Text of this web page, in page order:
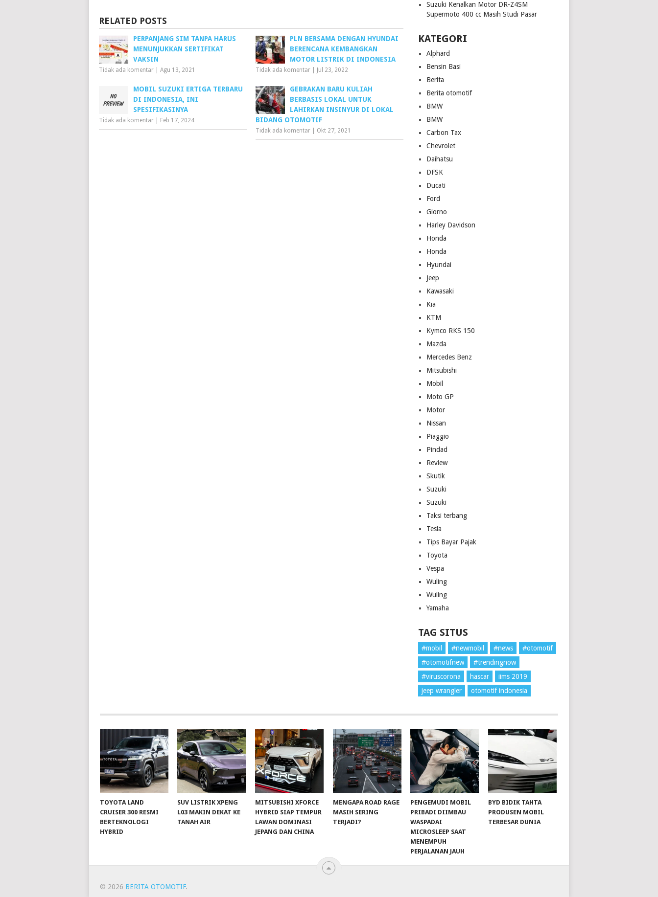
RELATED POSTS
PERPANJANG SIM TANPA HARUS
MENUNJUKKAN SERTIFIKAT
VAKSIN
Tidak ada komentar Agu 13, 2021
PLN BERSAMA DENGAN HYUNDAI
BERENCANA KEMBANGKAN
MOTOR LISTRIK DI INDONESIA
Tidak ada komentar Jul 23, 2022
MOBIL SUZUKI ERTIGA TERBARU
DI INDONESIA, INI
SPESIFIKASINYA
Tidak ada komentar Feb 17, 2024
GEBRAKAN BARU KULIAH
BERBASIS LOKAL UNTUK
LAHIRKAN INSINYUR DI LOKAL
BIDANG OTOMOTIF
Tidak ada komentar Okt 27, 2021
Suzuki Kenalkan Motor DR-Z4SM
Supermoto 400 cc Masih Studi Pasar
KATEGORI
Alphard
Bensin Basi
Berita
Berita otomotif
BMW
BMW
Carbon Tax
Chevrolet
Daihatsu
DFSK
Ducati
Ford
Giorno
Harley Davidson
Honda
Honda
Hyundai
Jeep
Kawasaki
Kia
KTM
Kymco RKS 150
Mazda
Mercedes Benz
Mitsubishi
Mobil
Moto GP
Motor
Nissan
Piaggio
Pindad
Review
Skutik
Suzuki
Suzuki
Taksi terbang
Tesla
Tips Bayar Pajak
Toyota
Vespa
Wuling
Wuling
Yamaha
TAG SITUS
#mobil #newmobil #news
#otomotif
#otomotifnew
#trendingnow
#viruscorona
hascar
iims 2019
jeep wrangler
otomotif indonesia
TOYOTA LAND
CRUISER 300 RESMI
BERTEKNOLOGI
HYBRID
SUV LISTRIK XPENG
L03 MAKIN DEKAT KE
TANAH AIR
MITSUBISHI XFORCE
HYBRID SIAP TEMPUR
LAWAN DOMINASI
JEPANG DAN CHINA
MENGAPA ROAD RAGE
MASIH SERING
TERJADI?
PENGEMUDI MOBIL
PRIBADI DIIMBAU
WASPADAI
MICROSLEEP SAAT
MENEMPUH
PERJALANAN JAUH
BYD BIDIK TAHTA
PRODUSEN MOBIL
TERBESAR DUNIA
© 2026 BERITA OTOMOTIF.